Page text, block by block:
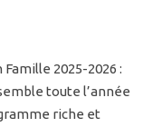
2025-2026 :
toute l’année
riche et